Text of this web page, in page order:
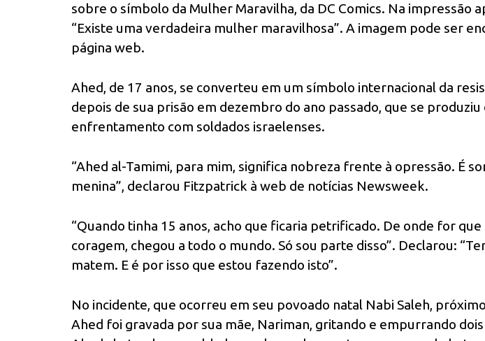
sobre o símbolo da Mulher Maravilha, da DC Comics. Na impressão
“Existe uma verdadeira mulher maravilhosa”. A imagem pode ser
página web.
Ahed, de 17 anos, se converteu em um símbolo internacional da
depois de sua prisão em dezembro do ano passado, que se produziu
enfrentamento com soldados israelenses.
“Ahed al-Tamimi, para mim, significa nobreza frente à opressão. É
menina”, declarou Fitzpatrick à web de notícias Newsweek.
“Quando tinha 15 anos, acho que ficaria petrificado. De onde for
coragem, chegou a todo o mundo. Só sou parte disso”. Declarou:
matem. E é por isso que estou fazendo isto”.
No incidente, que ocorreu em seu povoado natal Nabi Saleh,
Ahed foi gravada por sua mãe, Nariman, gritando e empurrando dois